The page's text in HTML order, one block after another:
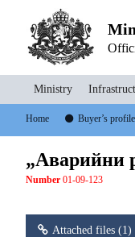
Ministry
Home Buyer’s profile
„Аварийни
Number 01-09-123
Attached files (1)